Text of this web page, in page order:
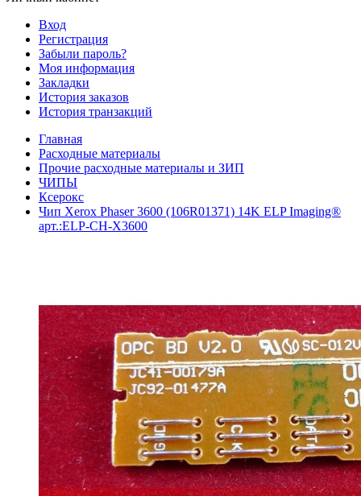
Вход
Регистрация
Забыли пароль?
Моя информация
Закладки
История заказов
История транзакций
Главная
Расходные материалы
Прочие расходные материалы и ЗИП
ЧИПЫ
Ксерокс
Чип Xerox Phaser 3600 (106R01371) 14K ELP Imaging®
арт.:ELP-CH-X3600